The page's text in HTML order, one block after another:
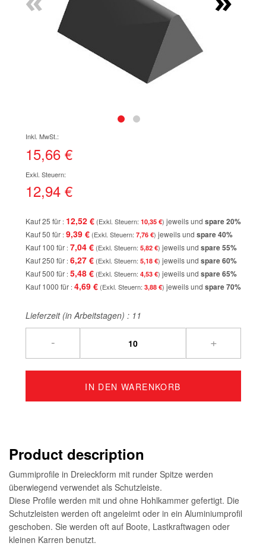
der
Bildgalerie
15,66 €
12,94 €
Kauf 25 für 12,52 € 10,35 € jeweils und spare20%
Kauf 50 für 9,39 € 7,76 € jeweils und spare40%
Kauf 100 für 7,04 € 5,82 € jeweils und spare55%
Kauf 250 für 6,27 € 5,18 € jeweils und spare60%
Kauf 500 für 5,48 € 4,53 € jeweils und spare65%
Kauf 1000 für 4,69 € 3,88 € jeweils und spare70%
Lieferzeit (in Arbeitstagen) : 11
- +
IN DEN WARENKORB
Product description
Gummiprofile in Dreieckform mit runder Spitze werden
überwiegend verwendet als Schutzleiste.
Diese Profile werden mit und ohne Hohlkammer gefertigt. Die
Schutzleisten werden oft angeleimt oder in ein Aluminiumprofil
geschoben. Sie werden oft auf Boote, Lastkraftwagen oder
kleinen Karren benutzt.